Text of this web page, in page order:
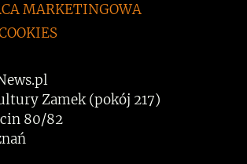
MARKETINGOWA
Zamek (pokój 217)
80/82